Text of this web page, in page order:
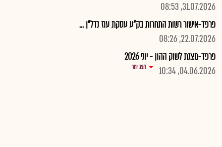
31.07.2026, 08:53
פרפד-אישור רשות התחרות בק"ע עסקת עוז נדל"ן ...
22.07.2026, 08:26
פרפד-מצגת לשוק ההון - יוני 2026
04.06.2026, 10:34
הצג יותר